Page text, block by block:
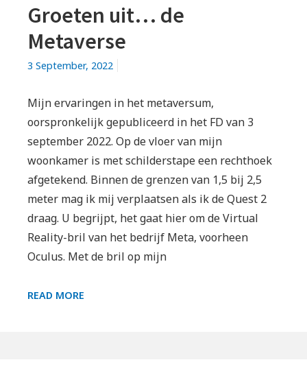
Groeten uit… de
Metaverse
3 September, 2022
Mijn ervaringen in het metaversum,
oorspronkelijk gepubliceerd in het FD van 3
september 2022. Op de vloer van mijn
woonkamer is met schilderstape een rechthoek
afgetekend. Binnen de grenzen van 1,5 bij 2,5
meter mag ik mij verplaatsen als ik de Quest 2
draag. U begrijpt, het gaat hier om de Virtual
Reality-bril van het bedrijf Meta, voorheen
Oculus. Met de bril op mijn
READ MORE